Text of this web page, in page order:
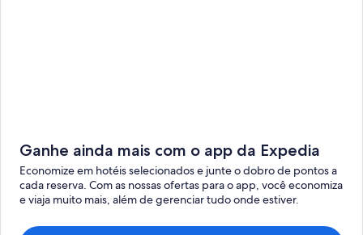
Ganhe ainda mais com o app da Expedia
Economize em hotéis selecionados e junte o dobro de pontos a
cada reserva. Com as nossas ofertas para o app, você economiza
e viaja muito mais, além de gerenciar tudo onde estiver.